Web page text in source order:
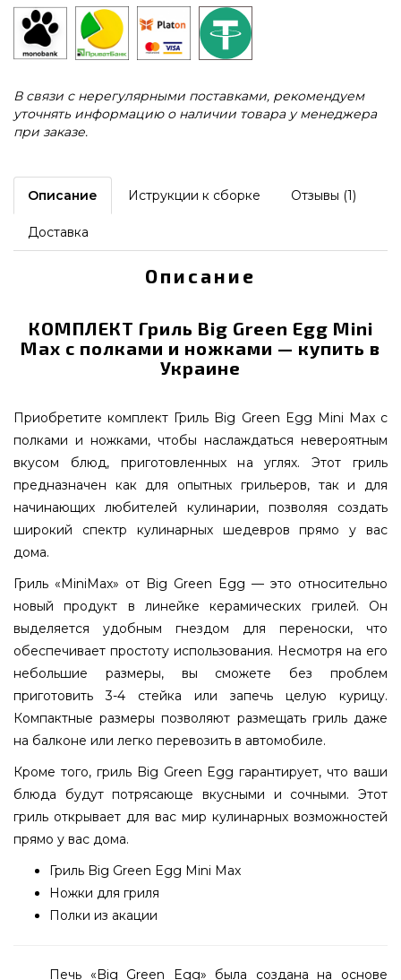
В связи с нерегулярными поставками, рекомендуем
уточнять информацию о наличии товара у менеджера
при заказе.
Описание Иструкции к сборке Отзывы (1)
Доставка
Описание
КОМПЛЕКТ Гриль Big Green Egg Mini
Max с полками и ножками — купить в
Украине
Приобретите комплект Гриль Big Green Egg Mini Max с
полками и ножками, чтобы наслаждаться невероятным
вкусом блюд, приготовленных на углях. Этот гриль
предназначен как для опытных грильеров, так и для
начинающих любителей кулинарии, позволяя создать
широкий спектр кулинарных шедевров прямо у вас
дома.
Гриль «MiniMax» от Big Green Egg — это относительно
новый продукт в линейке керамических грилей. Он
выделяется удобным гнездом для переноски, что
обеспечивает простоту использования. Несмотря на его
небольшие размеры, вы сможете без проблем
приготовить 3-4 стейка или запечь целую курицу.
Компактные размеры позволяют размещать гриль даже
на балконе или легко перевозить в автомобиле.
Кроме того, гриль Big Green Egg гарантирует, что ваши
блюда будут потрясающе вкусными и сочными. Этот
гриль открывает для вас мир кулинарных возможностей
прямо у вас дома.
Гриль Big Green Egg Mini Max
Ножки для гриля
Полки из акации
Печь «Big Green Egg» была создана на основе